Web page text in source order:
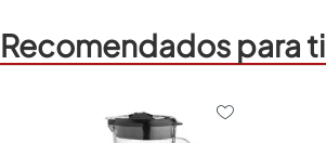
Recomendados para ti